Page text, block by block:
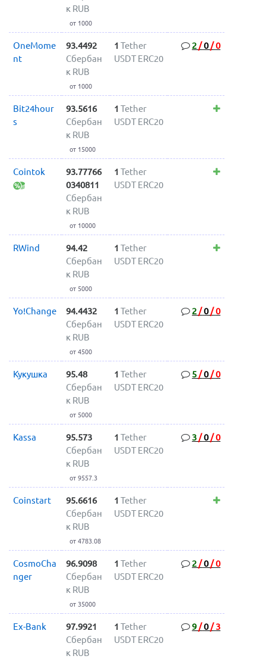
к RUB
от 1000
OneMome
nt
93.4492
Сбербан
к RUB
от 1000
1 Tether
USDT ERC20
2 /0/0
Bit24hour
s
93.5616
Сбербан
к RUB
от 15000
1 Tether
USDT ERC20
Cointok
93.77766
0340811
Сбербан
к RUB
от 10000
1 Tether
USDT ERC20
RWind
94.42
Сбербан
к RUB
от 5000
1 Tether
USDT ERC20
Yo!Change
94.4432
Сбербан
к RUB
от 4500
1 Tether
USDT ERC20
2 /0/0
Кукушка
95.48
Сбербан
к RUB
от 5000
1 Tether
USDT ERC20
5 /0/0
Kassa
95.573
Сбербан
к RUB
от 9557.3
1 Tether
USDT ERC20
3 /0/0
Coinstart
95.6616
Сбербан
к RUB
от 4783.08
1 Tether
USDT ERC20
CosmoCha
nger
96.9098
Сбербан
к RUB
от 35000
1 Tether
USDT ERC20
2 /0/0
Ex-Bank
97.9921
Сбербан
к RUB
1 Tether
USDT ERC20
9 /0/ 3